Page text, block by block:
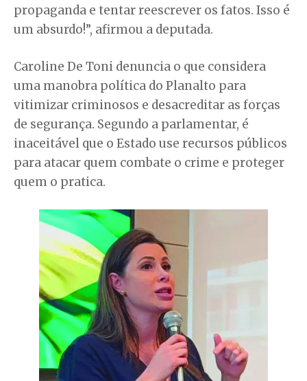
propaganda e tentar reescrever os fatos. Isso é
um absurdo!”, afirmou a deputada.
Caroline De Toni denuncia o que considera
uma manobra política do Planalto para
vitimizar criminosos e desacreditar as forças
de segurança. Segundo a parlamentar, é
inaceitável que o Estado use recursos públicos
para atacar quem combate o crime e proteger
quem o pratica.